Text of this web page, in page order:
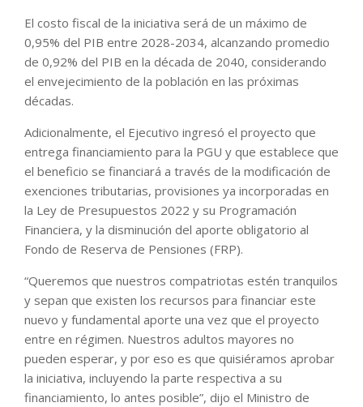
El costo fiscal de la iniciativa será de un máximo de
0,95% del PIB entre 2028-2034, alcanzando promedio
de 0,92% del PIB en la década de 2040, considerando
el envejecimiento de la población en las próximas
décadas.
Adicionalmente, el Ejecutivo ingresó el proyecto que
entrega financiamiento para la PGU y que establece que
el beneficio se financiará a través de la modificación de
exenciones tributarias, provisiones ya incorporadas en
la Ley de Presupuestos 2022 y su Programación
Financiera, y la disminución del aporte obligatorio al
Fondo de Reserva de Pensiones (FRP).
“Queremos que nuestros compatriotas estén tranquilos
y sepan que existen los recursos para financiar este
nuevo y fundamental aporte una vez que el proyecto
entre en régimen. Nuestros adultos mayores no
pueden esperar, y por eso es que quisiéramos aprobar
la iniciativa, incluyendo la parte respectiva a su
financiamiento, lo antes posible”, dijo el Ministro de